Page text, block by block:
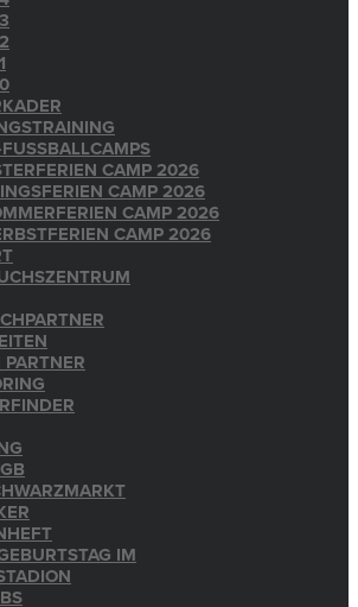
CAMP 2026
CAMP 2026
CAMP 2026
CAMP 2026
PARTNER
IM